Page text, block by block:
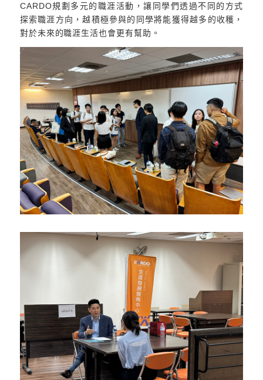
CARDO規劃多元的職涯活動，讓同學們透過不同的方式
探索職涯方向，越積極參與的同學將能獲得越多的收穫，
對於未來的職涯生活也會更有幫助。